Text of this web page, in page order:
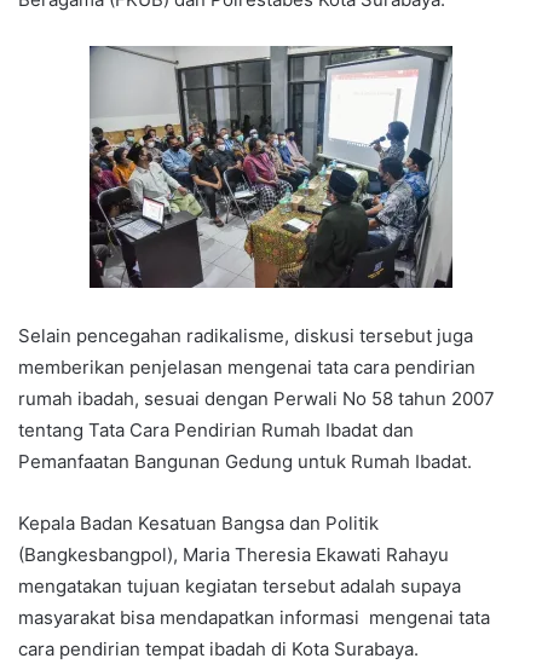
Selain pencegahan radikalisme, diskusi tersebut juga
memberikan penjelasan mengenai tata cara pendirian
rumah ibadah, sesuai dengan Perwali No 58 tahun 2007
tentang Tata Cara Pendirian Rumah Ibadat dan
Pemanfaatan Bangunan Gedung untuk Rumah Ibadat.
Kepala Badan Kesatuan Bangsa dan Politik
(Bangkesbangpol), Maria Theresia Ekawati Rahayu
mengatakan tujuan kegiatan tersebut adalah supaya
masyarakat bisa mendapatkan informasi mengenai tata
cara pendirian tempat ibadah di Kota Surabaya.